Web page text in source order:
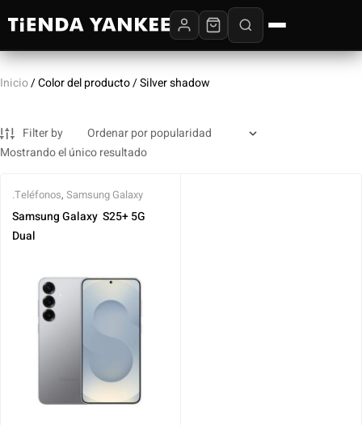
Inicio/ Color del producto / Silver shadow
Filter by
Mostrando el único resultado
.Teléfonos, Samsung Galaxy
Samsung Galaxy ‎ S25+ 5G ‎
Dual